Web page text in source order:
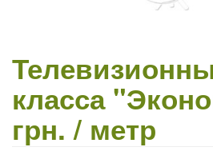
класса
грн. / метр